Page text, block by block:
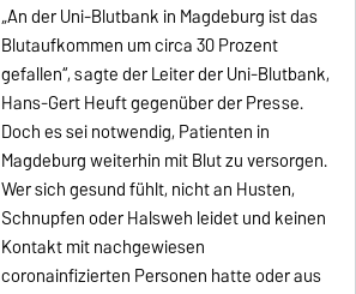
„An der Uni-Blutbank in Magdeburg ist das
Blutaufkommen um circa 30 Prozent
gefallen“, sagte der Leiter der Uni-Blutbank,
Hans-Gert Heuft gegenüber der Presse.
Doch es sei notwendig, Patienten in
Magdeburg weiterhin mit Blut zu versorgen.
Wer sich gesund fühlt, nicht an Husten,
Schnupfen oder Halsweh leidet und keinen
Kontakt mit nachgewiesen
coronainfizierten Personen hatte oder aus